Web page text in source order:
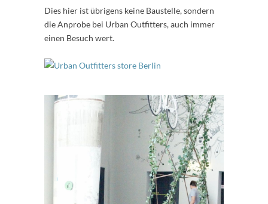
Dies hier ist übrigens keine Baustelle, sondern
die Anprobe bei Urban Outfitters, auch immer
einen Besuch wert.